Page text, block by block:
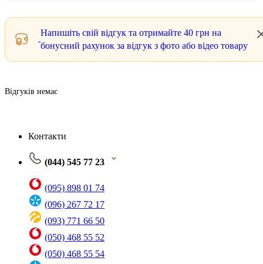
Напишіть свій відгук та отримайте 40 грн на
бонусний рахунок за відгук з фото або відео товару
Відгуків немає
Контакти
(044) 545 77 23
(095) 898 01 74
(096) 267 72 17
(093) 771 66 50
(050) 468 55 52
(050) 468 55 54